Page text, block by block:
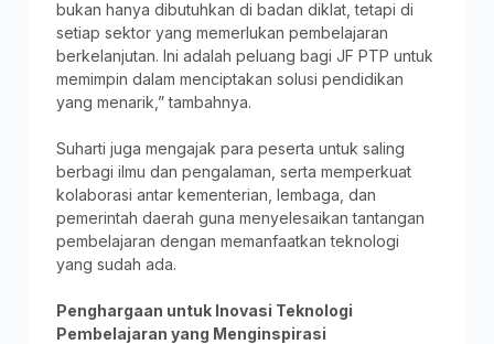
bukan hanya dibutuhkan di badan diklat, tetapi di
setiap sektor yang memerlukan pembelajaran
berkelanjutan. Ini adalah peluang bagi JF PTP untuk
memimpin dalam menciptakan solusi pendidikan
yang menarik,” tambahnya.
Suharti juga mengajak para peserta untuk saling
berbagi ilmu dan pengalaman, serta memperkuat
kolaborasi antar kementerian, lembaga, dan
pemerintah daerah guna menyelesaikan tantangan
pembelajaran dengan memanfaatkan teknologi
yang sudah ada.
Penghargaan untuk Inovasi Teknologi
Pembelajaran yang Menginspirasi